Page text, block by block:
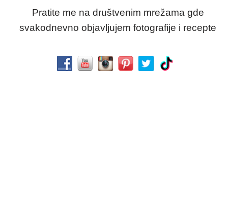
Pratite me na društvenim mrežama gde
svakodnevno objavljujem fotografije i recepte